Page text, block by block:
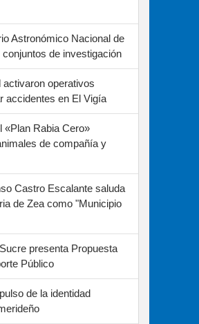
Astronómico Nacional de
de investigación
operativos
accidentes en El Vigía
«Plan Rabia Cero»
de compañía y
Castro Escalante saluda
de Zea como "Municipio
presenta Propuesta
Público
de la identidad